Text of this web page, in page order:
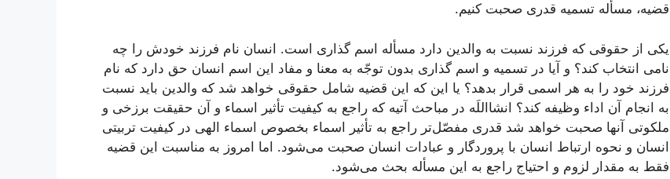
قضیه، مسأله تسمیه قدری صحبت كنیم.
یكی از حقوقی كه فرزند نسبت به والدین دارد مسأله اسم گذاری است. انسان نام فرزند خودش را چه
نامی انتخاب كند؟ و آیا در تسمیه و اسم گذاری بدون توجّه به معنا و مفاد این اسم انسان حق دارد كه نام
فرزند خود را به هر اسمی قرار بدهد؟ یا این كه این قضیه شامل حقوقی خواهد شد كه والدین باید نسبت
به انجام آن اداء وظیفه كند؟ انشااللَه در مباحث آتیه كه راجع به كیفیت تأثیر اسماء و آن حقیقت برزخی و
ملكوتی آنها صحبت خواهد شد قدری مفصّل‌تر راجع به تأثیر اسماء بخصوص اسماء الهی در كیفیت تربیتی
انسان و نحوه ارتباط انسان با پروردگار و عبادات انسان صحبت می‌شود. اما امروز به مناسبت این قضیه
فقط به مقدار لزوم و احتیاج راجع به این مسأله بحث می‌شود.